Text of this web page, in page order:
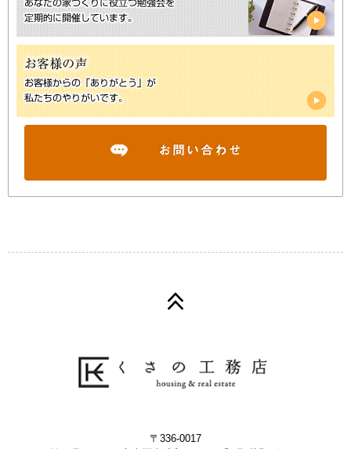
〒336-0017